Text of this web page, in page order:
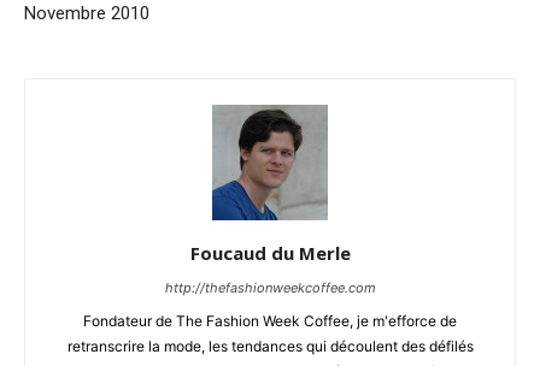
Novembre 2010
Foucaud du Merle
http://thefashionweekcoffee.com
Fondateur de The Fashion Week Coffee, je m'efforce de
retranscrire la mode, les tendances qui découlent des défilés